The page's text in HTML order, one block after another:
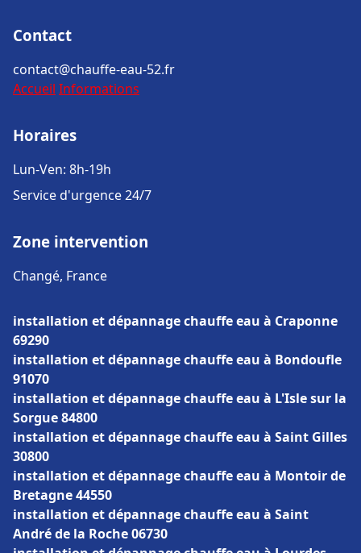
Contact
contact@chauffe-eau-52.fr
Accueil Informations
Horaires
Lun-Ven: 8h-19h
Service d'urgence 24/7
Zone intervention
Changé, France
installation et dépannage chauffe eau à Craponne
69290
installation et dépannage chauffe eau à Bondoufle
91070
installation et dépannage chauffe eau à L'Isle sur la
Sorgue 84800
installation et dépannage chauffe eau à Saint Gilles
30800
installation et dépannage chauffe eau à Montoir de
Bretagne 44550
installation et dépannage chauffe eau à Saint
André de la Roche 06730